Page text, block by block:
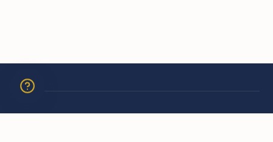
© 2026 Academia São Carlos Borromeu. Todos os direitos